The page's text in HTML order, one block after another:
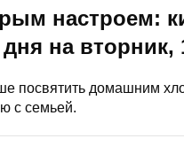
настроем:
дня на вторник,
посвятить домашним
с семьей.